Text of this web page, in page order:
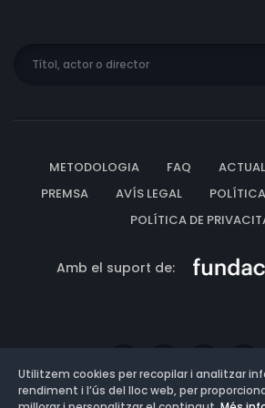
METODOLOGIA FAQ
PREMSA
AVÍS LEGAL
POLÍTICA DE
Amb el suport de:
Utilitzem cookies per recopilar i analitzar
rendiment i l’ús del lloc web, per